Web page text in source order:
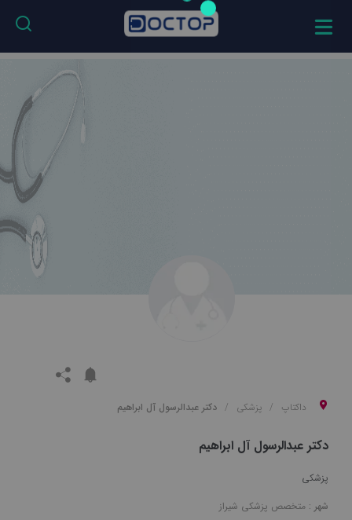
داکتاپ پزشکی دکتر عبدالرسول آل ابراهیم
دکتر عبدالرسول آل ابراهیم
پزشکی
شهر : متخصص پزشکی شیراز